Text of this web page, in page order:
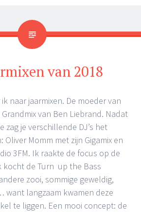
van 2018
naar jaarmixen. De moeder van
Grandmix van Ben Liebrand. Nadat
zag je verschillende DJ’s het
Oliver Momm met zijn Gigamix en
3FM. Ik raakte de focus op de
kocht de Turn up the Bass
zooi, sommige geweldig,
want langzaam kwamen deze
te liggen. Een mooi concept: de